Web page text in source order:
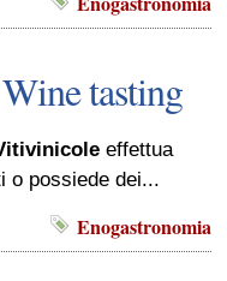
tasting
effettua
o possiede dei...
Enogastronomia